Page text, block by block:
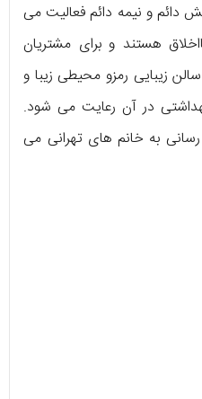
دائم و نیمه دائم فعالیت می
هستند و برای مشتریان
زیبایی رمزو محیطی زیبا و
در آن رعایت می شود.
به خانم های تهرانی می